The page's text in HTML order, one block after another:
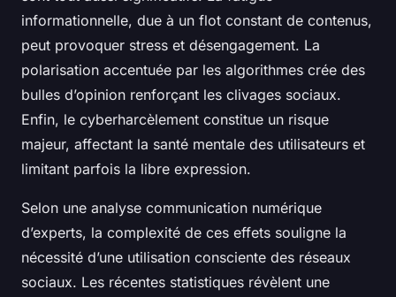
informationnelle, due à un flot constant de contenus,
peut provoquer stress et désengagement. La
polarisation accentuée par les algorithmes crée des
bulles d’opinion renforçant les clivages sociaux.
Enfin, le cyberharcèlement constitue un risque
majeur, affectant la santé mentale des utilisateurs et
limitant parfois la libre expression.
Selon une analyse communication numérique
d’experts, la complexité de ces effets souligne la
nécessité d’une utilisation consciente des réseaux
sociaux. Les récentes statistiques révèlent une